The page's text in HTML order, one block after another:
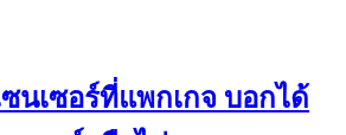
ซนเซอร์ที่แพกเกจ บอกได้